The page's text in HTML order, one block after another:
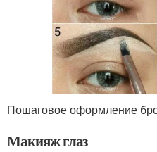
Пошаговое оформление
Макияж глаз